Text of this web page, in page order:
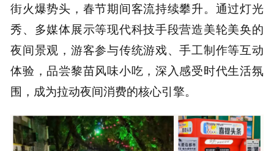
街火爆势头，春节期间客流持续攀升。通过灯光
秀、多媒体展示等现代科技手段营造美轮美奂的
夜间景观，游客参与传统游戏、手工制作等互动
体验，品尝黎苗风味小吃，深入感受时代生活氛
围，成为拉动夜间消费的核心引擎。